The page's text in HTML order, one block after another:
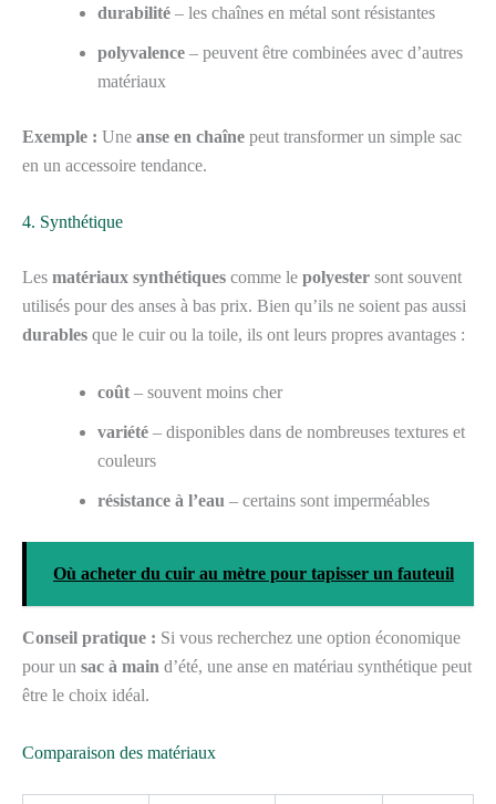
durabilité – les chaînes en métal sont résistantes
polyvalence – peuvent être combinées avec d’autres
matériaux
Exemple : Une anse en chaîne peut transformer un simple sac
en un accessoire tendance.
4. Synthétique
Les matériaux synthétiques comme le polyester sont souvent
utilisés pour des anses à bas prix. Bien qu’ils ne soient pas aussi
durables que le cuir ou la toile, ils ont leurs propres avantages :
coût – souvent moins cher
variété – disponibles dans de nombreuses textures et
couleurs
résistance à l’eau – certains sont imperméables
Où acheter du cuir au mètre pour tapisser un fauteuil
Conseil pratique : Si vous recherchez une option économique
pour un sac à main d’été, une anse en matériau synthétique peut
être le choix idéal.
Comparaison des matériaux